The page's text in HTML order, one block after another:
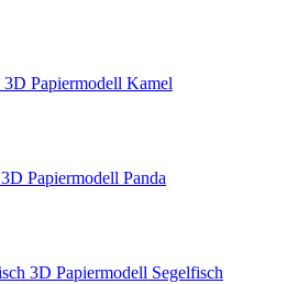
3D Papiermodell Kamel
3D Papiermodell Panda
3D Papiermodell Segelfisch